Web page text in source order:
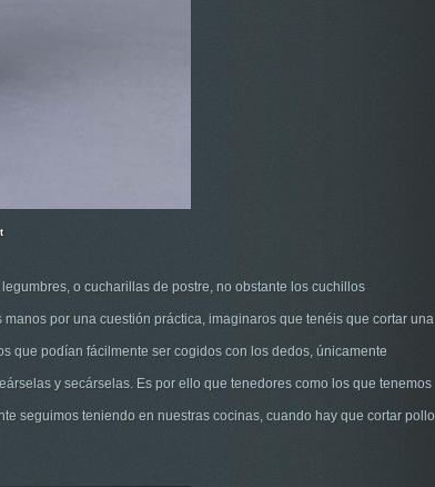
o cucharillas de postre, no obstante los cuchillos
por una cuestión práctica, imaginaros que tenéis que cortar una
que podían fácilmente ser cogidos con los dedos, únicamente
y secárselas. Es por ello que tenedores como los que tenemos
seguimos teniendo en nuestras cocinas, cuando hay que cortar pollo